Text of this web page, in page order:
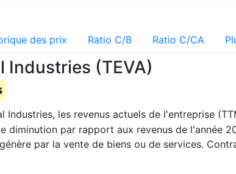
des prix Ratio C/B Ratio C/CA
Industries (TEVA)
les revenus actuels de l'entreprise
diminution par rapport aux revenus de l'année
par la vente de biens ou de services.